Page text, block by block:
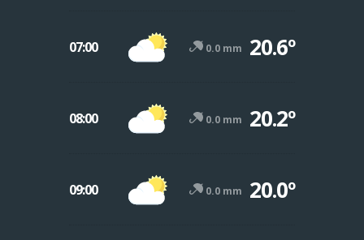
07:00 0.0 mm 20.6º
08:00 0.0 mm 20.2º
09:00 0.0 mm 20.0º